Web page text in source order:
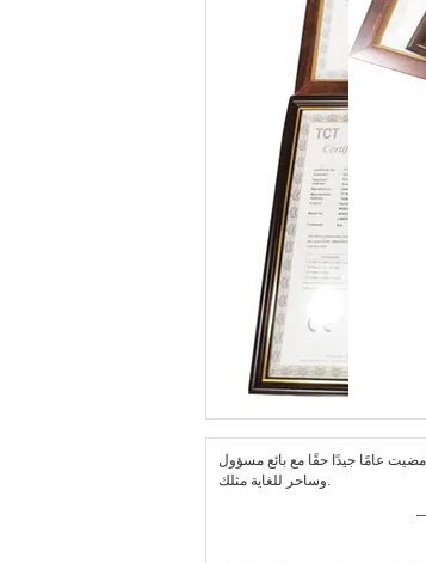
عامًا جيدًا حقًا مع بائع مسؤول
وساحر للغاية مثلك.